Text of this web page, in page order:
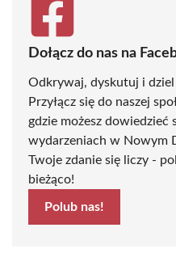
Dołącz do nas na
Odkrywaj, dyskutuj i dziel
Przyłącz się do naszej
gdzie możesz dowiedzieć
wydarzeniach w Nowym
Twoje zdanie się liczy -
bieżąco!
Polub nas!